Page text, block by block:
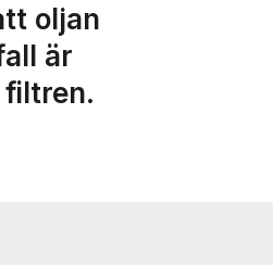
oljan
är